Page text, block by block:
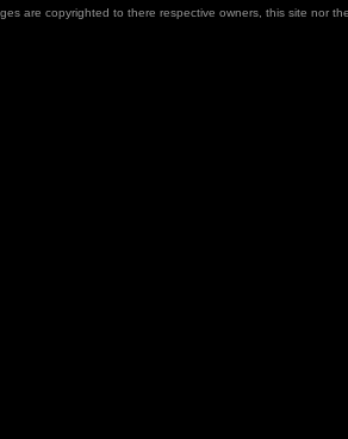
are copyrighted to there respective owners, this site nor